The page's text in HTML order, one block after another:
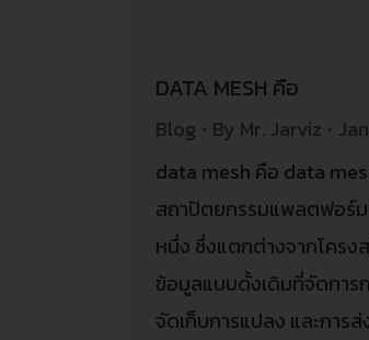
DATA MESH คือ
Blog By Mr. Jarviz
data mesh คือ data
สถาปัตยกรรมแพลตฟอร์ม
หนึ่ง ซึ่งแตกต่างจากโครง
ข้อมูลแบบดั้งเดิมที่จัดการ
จัดเก็บการแปลง และการ